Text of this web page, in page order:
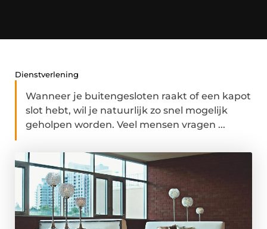
Dienstverlening
Wanneer je buitengesloten raakt of een kapot
slot hebt, wil je natuurlijk zo snel mogelijk
geholpen worden. Veel mensen vragen ...